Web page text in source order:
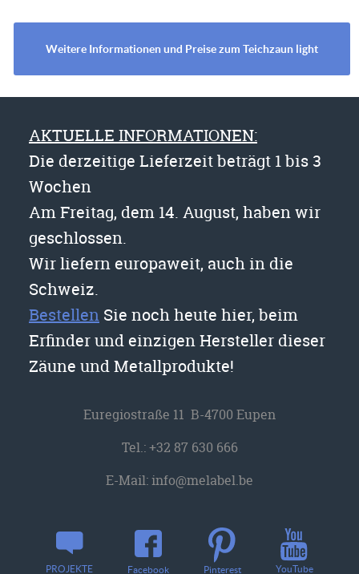
Weitere Informationen und Preise zum Teichzaun light
AKTUELLE INFORMATIONEN:
Die derzeitige Lieferzeit beträgt 1 bis 3
Wochen
Am Freitag, dem 14. August, haben wir
geschlossen.
Wir liefern europaweit, auch in die
Schweiz.
Bestellen Sie noch heute hier, beim
Erfinder und einzigen Hersteller dieser
Zäune und Metallprodukte!
Euregiostraße 11 B-4700 Eupen
Tel.:+32 87 630 666
E-Mail:info@melabel.be
PROJEKTE Facebook Pinterest YouTube